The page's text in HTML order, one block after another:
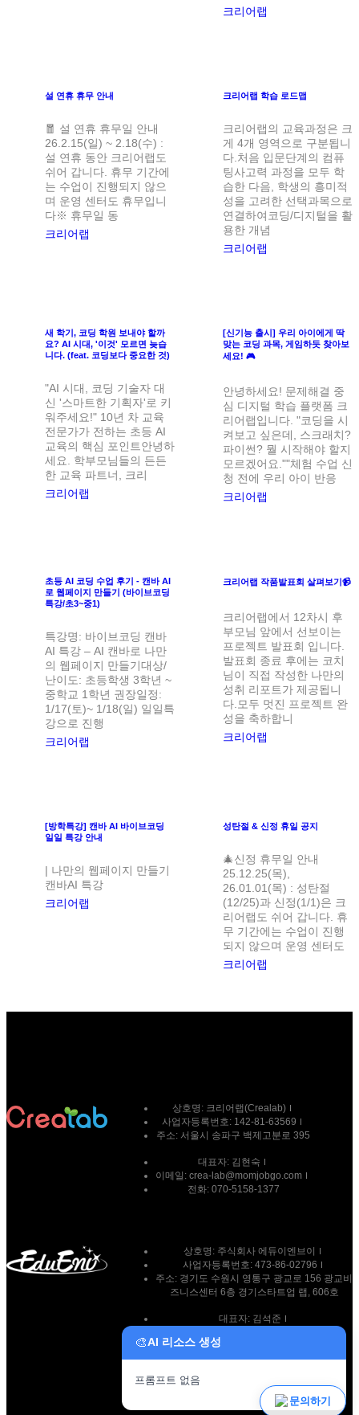
파일 업로드
🎨AI 리소스 생성
프롬프트 없음
크리어랩
설 연휴 휴무 안내
🧧 설 연휴 휴무일 안내
26.2.15(일) ~ 2.18(수) :
설 연휴 동안 크리어랩도
쉬어 갑니다. 휴무 기간에
는 수업이 진행되지 않으
며 운영 센터도 휴무입니
다※ 휴무일 동
크리어랩
크리어랩 학습 로드맵
크리어랩의 교육과정은 크
게 4개 영역으로 구분됩니
다.처음 입문단계의 컴퓨
팅사고력 과정을 모두 학
습한 다음, 학생의 흥미적
성을 고려한 선택과목으로
연결하여코딩/디지털을 활
용한 개념
크리어랩
새 학기, 코딩 학원 보내야 할까
요? AI 시대, '이것' 모르면 늦습
니다. (feat. 코딩보다 중요한 것)
"AI 시대, 코딩 기술자 대
신 '스마트한 기획자'로 키
워주세요!" 10년 차 교육
전문가가 전하는 초등 AI
교육의 핵심 포인트안녕하
세요. 학부모님들의 든든
한 교육 파트너, 크리
크리어랩
[신기능 출시] 우리 아이에게 딱
맞는 코딩 과목, 게임하듯 찾아보
세요! 🎮
안녕하세요! 문제해결 중
심 디지털 학습 플랫폼 크
리어랩입니다. "코딩을 시
켜보고 싶은데, 스크래치?
파이썬? 뭘 시작해야 할지
모르겠어요.""체험 수업 신
청 전에 우리 아이 반응
크리어랩
초등 AI 코딩 수업 후기 - 캔바 AI
로 웹페이지 만들기 (바이브코딩
특강/초3~중1)
특강명: 바이브코딩 캔바
AI 특강 – AI 캔바로 나만
의 웹페이지 만들기대상/
난이도: 초등학생 3학년 ~
중학교 1학년 권장일정:
1/17(토)~ 1/18(일) 일일특
강으로 진행
크리어랩
크리어랩 작품발표회 살펴보기📹
크리어랩에서 12차시 후
부모님 앞에서 선보이는
프로젝트 발표회 입니다.
발표회 종료 후에는 코치
님이 직접 작성한 나만의
성취 리포트가 제공됩니
다.모두 멋진 프로젝트 완
성을 축하합니
크리어랩
[방학특강] 캔바 AI 바이브코딩
일일 특강 안내
| 나만의 웹페이지 만들기
캔바AI 특강
크리어랩
성탄절 & 신정 휴일 공지
🎄신정 휴무일 안내
25.12.25(목),
26.01.01(목) : 성탄절
(12/25)과 신정(1/1)은 크
리어랩도 쉬어 갑니다. 휴
무 기간에는 수업이 진행
되지 않으며 운영 센터도
크리어랩
상호명: 크리어랩(Crealab)
사업자등록번호: 142-81-63569
주소: 서울시 송파구 백제고분로 395
대표자: 김현숙
이메일: crea-lab@momjobgo.com
전화: 070-5158-1377
상호명: 주식회사 에듀이엔브이
사업자등록번호: 473-86-02796
주소: 경기도 수원시 영통구 광교로 156 광교비
즈니스센터 6층 경기스타트업 랩, 606호
대표자: 김석준
전화: 010-9269-7511
문의하기